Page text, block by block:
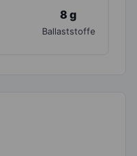
8 g
Ballaststoffe